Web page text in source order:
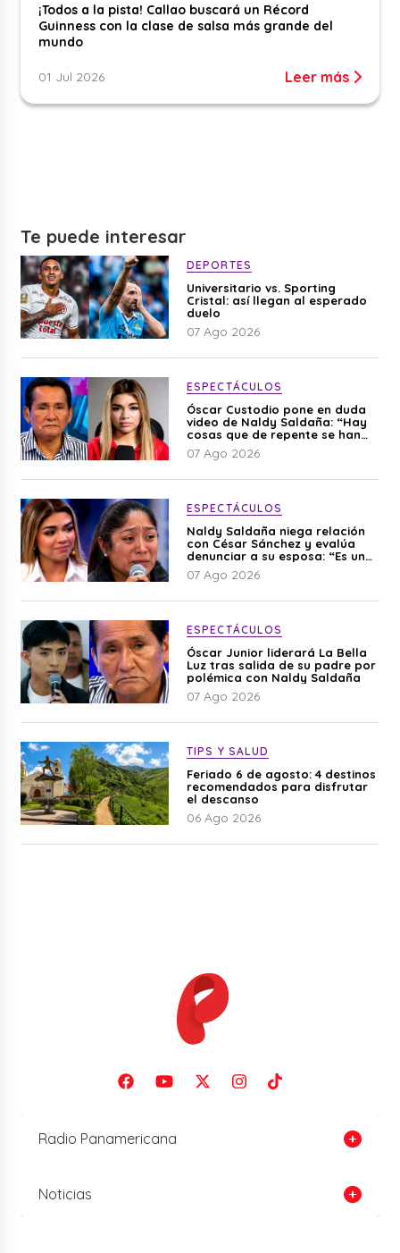
¡Todos a la pista! Callao buscará un Récord
Guinness con la clase de salsa más grande del
mundo
01 Jul 2026 Leer más
Te puede interesar
DEPORTES
Universitario vs. Sporting
Cristal: así llegan al esperado
duelo
07 Ago 2026
ESPECTÁCULOS
Óscar Custodio pone en duda
video de Naldy Saldaña: “Hay
cosas que de repente se han
editado”
07 Ago 2026
ESPECTÁCULOS
Naldy Saldaña niega relación
con César Sánchez y evalúa
denunciar a su esposa: “Es una
difamación”
07 Ago 2026
ESPECTÁCULOS
Óscar Junior liderará La Bella
Luz tras salida de su padre por
polémica con Naldy Saldaña
07 Ago 2026
TIPS Y SALUD
Feriado 6 de agosto: 4 destinos
recomendados para disfrutar
el descanso
06 Ago 2026
Radio Panamericana
Noticias